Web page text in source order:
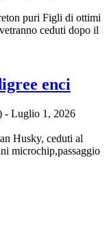
puri Figli di ottimi
ceduti dopo il
enci
- Luglio 1, 2026
Husky, ceduti al
microchip,passaggio